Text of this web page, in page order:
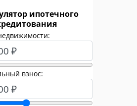
ипотечного
взнос: